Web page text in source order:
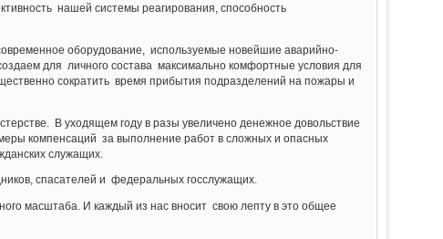
нашей системы реагирования, способность
оборудование, используемые новейшие аварийно-
для личного состава максимально комфортные условия для
сократить время прибытия подразделений на пожары и
В уходящем году в разы увеличено денежное довольствие
компенсаций за выполнение работ в сложных и опасных
служащих.
спасателей и федеральных госслужащих.
масштаба. И каждый из нас вносит свою лепту в это общее